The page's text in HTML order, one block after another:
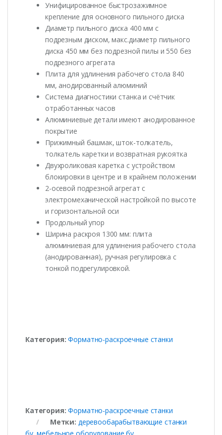
Унифицированное быстрозажимное
крепление для основного пильного диска
Диаметр пильного диска 400 мм с
подрезным диском, макс.диаметр пильного
диска 450 мм без подрезной пилы и 550 без
подрезного агрегата
Плита для удлинения рабочего стола 840
мм, анодированный алюминий
Система диагностики станка и счётчик
отработанных часов
Алюминиевые детали имеют анодированное
покрытие
Прижимный башмак, шток-толкатель,
толкатель каретки и возвратная рукоятка
Двухроликовая каретка с устройством
блокировки в центре и в крайнем положении
2-осевой подрезной агрегат с
электромеханической настройкой по высоте
и горизонтальной оси
Продольный упор
Ширина раскроя 1300 мм: плита
алюминиевая для удлинения рабочего стола
(анодированная), ручная регулировка с
тонкой подрегулировкой.
Категория:Форматно-раскроечные станки
Категория:Форматно-раскроечные станки
Метки: деревообарабытвающие станки